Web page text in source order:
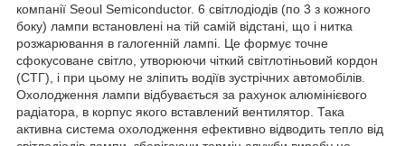
компанії Seoul Semiconductor. 6 світлодіодів (по 3 з кожного
боку) лампи встановлені на тій самій відстані, що і нитка
розжарювання в галогенній лампі. Це формує точне
сфокусоване світло, утворюючи чіткий світлотіньовий кордон
(СТГ), і при цьому не зліпить водіїв зустрічних автомобілів.
Охолодження лампи відбувається за рахунок алюмінієвого
радіатора, в корпус якого вставлений вентилятор. Така
активна система охолодження ефективно відводить тепло від